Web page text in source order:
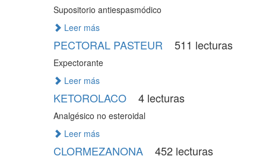
Supositorio antiespasmódico
Leer más
PECTORAL PASTEUR 511 lecturas
Expectorante
Leer más
KETOROLACO 4 lecturas
Analgésico no esteroidal
Leer más
CLORMEZANONA 452 lecturas